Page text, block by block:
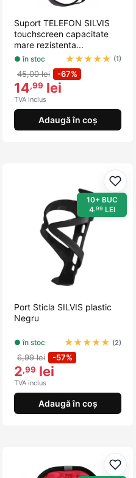
Suport TELEFON SILVIS
touchscreen capacitate
mare rezistenta...
● în stoc ★★★★★ (1)
45,00 lei -67%
14,99 lei
TVA inclus
Adaugă în coș
la favorite
10+ BUC
4,99 LEI
Port Sticla SILVIS plastic
Negru
● în stoc ★★★★★ (2)
6,99 lei -57%
2,99 lei
TVA inclus
Adaugă în coș
la favorite